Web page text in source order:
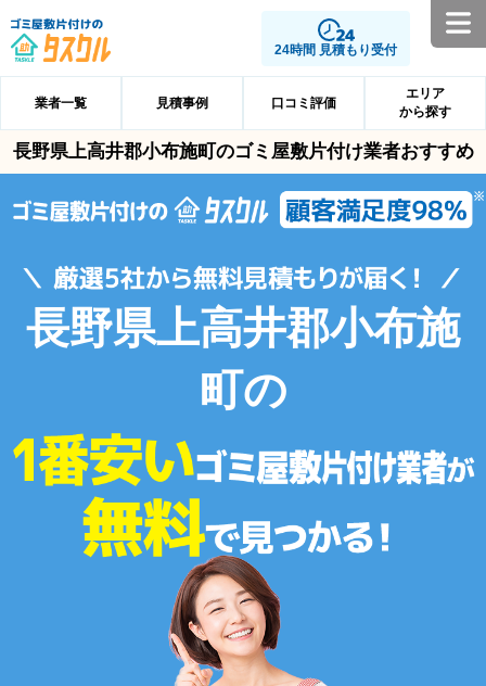
24時間 見積もり受付
業者一覧 見積事例 口コミ評価
エリア
から探す
長野県上高井郡小布施町のゴミ屋敷片付け業者おすすめ
長野県上高井郡小布施
町の